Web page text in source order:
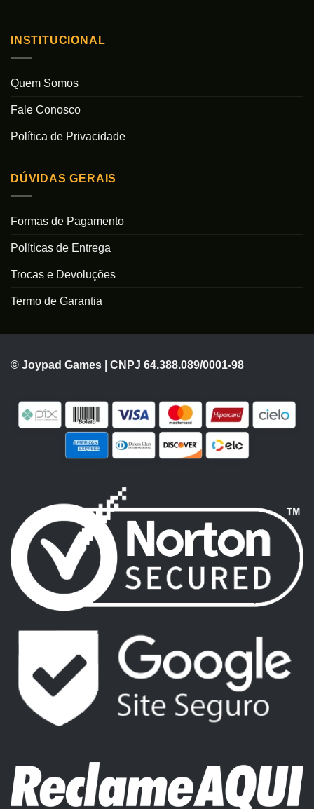
INSTITUCIONAL
Quem Somos
Fale Conosco
Política de Privacidade
DÚVIDAS GERAIS
Formas de Pagamento
Políticas de Entrega
Trocas e Devoluções
Termo de Garantia
© Joypad Games | CNPJ 64.388.089/0001-98